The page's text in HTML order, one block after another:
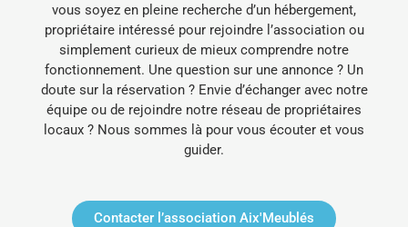
vous soyez en pleine recherche d’un hébergement,
propriétaire intéressé pour rejoindre l’association ou
simplement curieux de mieux comprendre notre
fonctionnement. Une question sur une annonce ? Un
doute sur la réservation ? Envie d’échanger avec notre
équipe ou de rejoindre notre réseau de propriétaires
locaux ? Nous sommes là pour vous écouter et vous
guider.
Contacter l’association Aix'Meublés